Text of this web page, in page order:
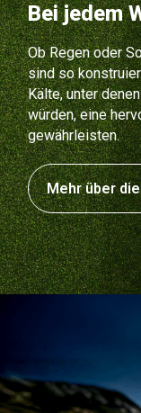
Bei jedem
Ob Regen oder
sind so
Kälte, unter
würden, eine
gewährleisten.
Mehr über